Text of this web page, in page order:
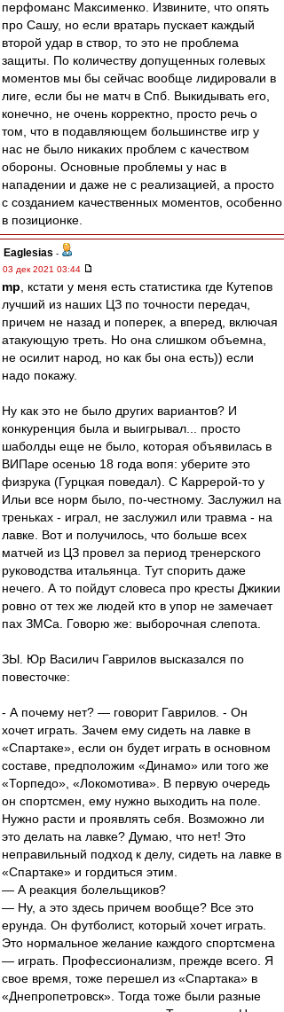
перфоманс Максименко. Извините, что опять
про Сашу, но если вратарь пускает каждый
второй удар в створ, то это не проблема
защиты. По количеству допущенных голевых
моментов мы бы сейчас вообще лидировали в
лиге, если бы не матч в Спб. Выкидывать его,
конечно, не очень корректно, просто речь о
том, что в подавляющем большинстве игр у
нас не было никаких проблем с качеством
обороны. Основные проблемы у нас в
нападении и даже не с реализацией, а просто
с созданием качественных моментов, особенно
в позиционке.
Eaglesias -
03 дек 2021 03:44
mp , кстати у меня есть статистика где Кутепов
лучший из наших ЦЗ по точности передач,
причем не назад и поперек, а вперед, включая
атакующую треть. Но она слишком объемна,
не осилит народ, но как бы она есть)) если
надо покажу.
Ну как это не было других вариантов? И
конкуренция была и выигрывал... просто
шаболды еще не было, которая объявилась в
ВИПаре осенью 18 года вопя: уберите это
физрука (Гурцкая поведал). С Каррерой-то у
Ильи все норм было, по-честному. Заслужил на
треньках - играл, не заслужил или травма - на
лавке. Вот и получилось, что больше всех
матчей из ЦЗ провел за период тренерского
руководства итальянца. Тут спорить даже
нечего. А то пойдут словеса про кресты Джикии
ровно от тех же людей кто в упор не замечает
пах ЗМСа. Говорю же: выборочная слепота.
ЗЫ. Юр Василич Гаврилов высказался по
повесточке:
- А почему нет? — говорит Гаврилов. - Он
хочет играть. Зачем ему сидеть на лавке в
«Спартаке», если он будет играть в основном
составе, предположим «Динамо» или того же
«Торпедо», «Локомотива». В первую очередь
он спортсмен, ему нужно выходить на поле.
Нужно расти и проявлять себя. Возможно ли
это делать на лавке? Думаю, что нет! Это
неправильный подход к делу, сидеть на лавке в
«Спартаке» и гордиться этим.
— А реакция болельщиков?
— Ну, а это здесь причем вообще? Все это
ерунда. Он футболист, который хочет играть.
Это нормальное желание каждого спортсмена
— играть. Профессионализм, прежде всего. Я
свое время, тоже перешел из «Спартака» в
«Днепропетровск». Тогда тоже были разные